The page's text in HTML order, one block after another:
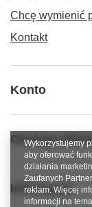
Chcę wymienić
Kontakt
Konto
Obsługa
Informacje
Wykorzystujemy
aby oferować
działania
Zaufanych
reklam. Więcej
informacji na